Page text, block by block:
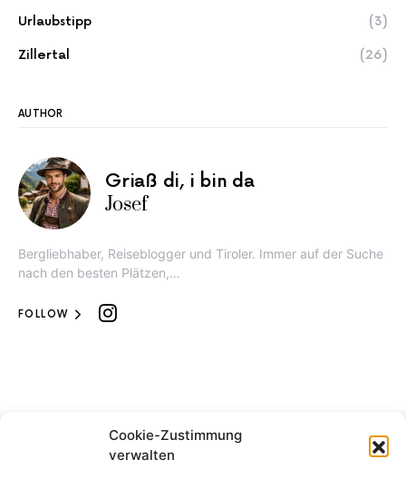
Cookie-Zustimmung
verwalten
Urlaubstipp (3)
Zillertal (26)
AUTHOR
Griaß di, i bin da
Josef
Bergliebhaber, Reiseblogger und Tiroler. Immer auf der Suche
nach den besten Plätzen,…
FOLLOW